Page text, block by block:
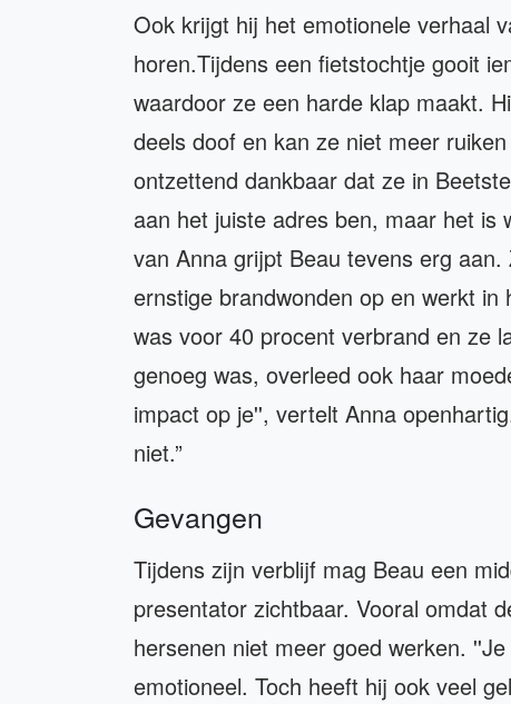
Ook krijgt hij het emotionele verhaal
horen.Tijdens een fietstochtje gooit
waardoor ze een harde klap maakt.
deels doof en kan ze niet meer
ontzettend dankbaar dat ze in
aan het juiste adres ben, maar het is
van Anna grijpt Beau tevens erg
ernstige brandwonden op en werkt
was voor 40 procent verbrand en ze
genoeg was, overleed ook haar
impact op je'', vertelt Anna
niet.”
Gevangen
Tijdens zijn verblijf mag Beau een
presentator zichtbaar. Vooral omdat
hersenen niet meer goed werken.
emotioneel. Toch heeft hij ook veel